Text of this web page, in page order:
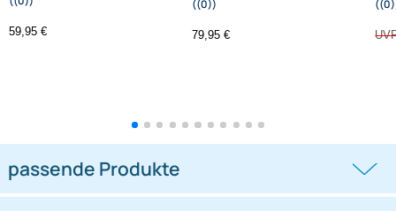
Varianten: Lenkradfernbedienungsadapter